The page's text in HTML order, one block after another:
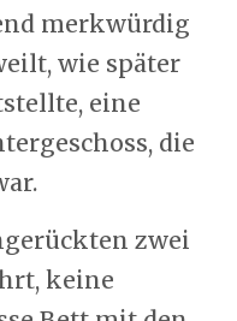
merkwürdig
wie später
eine
die
zwei
keine